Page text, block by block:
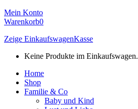
Mein Konto
Warenkorb0
Zeige EinkaufswagenKasse
Keine Produkte im Einkaufswagen.
Home
Shop
Familie & Co
Baby und Kind